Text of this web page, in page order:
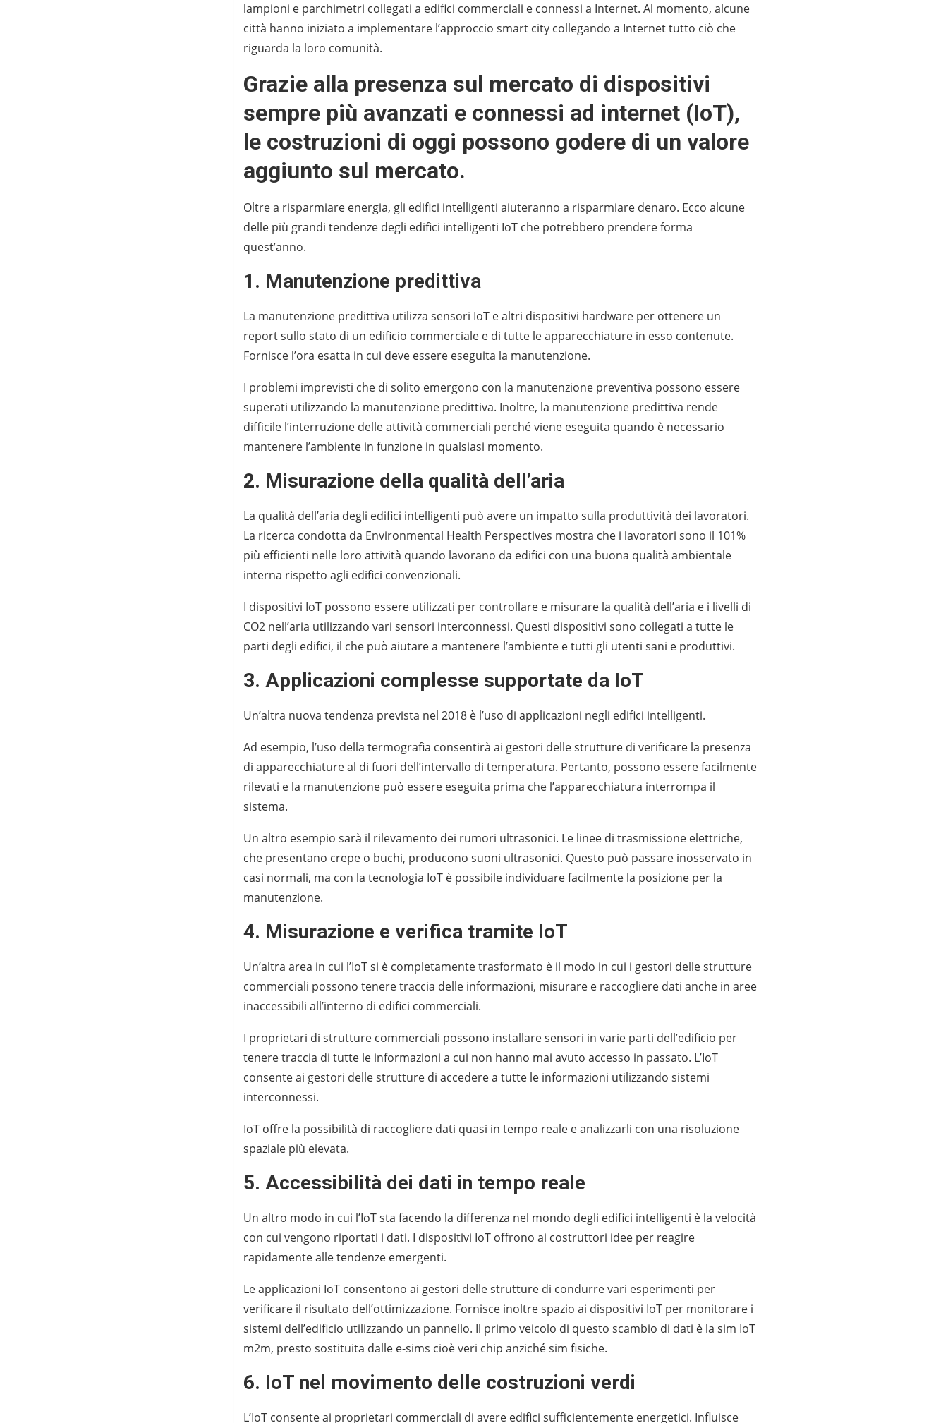
lampioni e parchimetri collegati a edifici commerciali e connessi a Internet. Al momento, alcune
città hanno iniziato a implementare l’approccio smart city collegando a Internet tutto ciò che
riguarda la loro comunità.
Grazie alla presenza sul mercato di dispositivi
sempre più avanzati e connessi ad internet (IoT),
le costruzioni di oggi possono godere di un valore
aggiunto sul mercato.
Oltre a risparmiare energia, gli edifici intelligenti aiuteranno a risparmiare denaro. Ecco alcune
delle più grandi tendenze degli edifici intelligenti IoT che potrebbero prendere forma
quest’anno.
1. Manutenzione predittiva
La manutenzione predittiva utilizza sensori IoT e altri dispositivi hardware per ottenere un
report sullo stato di un edificio commerciale e di tutte le apparecchiature in esso contenute.
Fornisce l’ora esatta in cui deve essere eseguita la manutenzione.
I problemi imprevisti che di solito emergono con la manutenzione preventiva possono essere
superati utilizzando la manutenzione predittiva. Inoltre, la manutenzione predittiva rende
difficile l’interruzione delle attività commerciali perché viene eseguita quando è necessario
mantenere l’ambiente in funzione in qualsiasi momento.
2. Misurazione della qualità dell’aria
La qualità dell’aria degli edifici intelligenti può avere un impatto sulla produttività dei lavoratori.
La ricerca condotta da Environmental Health Perspectives mostra che i lavoratori sono il 101%
più efficienti nelle loro attività quando lavorano da edifici con una buona qualità ambientale
interna rispetto agli edifici convenzionali.
I dispositivi IoT possono essere utilizzati per controllare e misurare la qualità dell’aria e i livelli di
CO2 nell’aria utilizzando vari sensori interconnessi. Questi dispositivi sono collegati a tutte le
parti degli edifici, il che può aiutare a mantenere l’ambiente e tutti gli utenti sani e produttivi.
3. Applicazioni complesse supportate da IoT
Un’altra nuova tendenza prevista nel 2018 è l’uso di applicazioni negli edifici intelligenti.
Ad esempio, l’uso della termografia consentirà ai gestori delle strutture di verificare la presenza
di apparecchiature al di fuori dell’intervallo di temperatura. Pertanto, possono essere facilmente
rilevati e la manutenzione può essere eseguita prima che l’apparecchiatura interrompa il
sistema.
Un altro esempio sarà il rilevamento dei rumori ultrasonici. Le linee di trasmissione elettriche,
che presentano crepe o buchi, producono suoni ultrasonici. Questo può passare inosservato in
casi normali, ma con la tecnologia IoT è possibile individuare facilmente la posizione per la
manutenzione.
4. Misurazione e verifica tramite IoT
Un’altra area in cui l’IoT si è completamente trasformato è il modo in cui i gestori delle strutture
commerciali possono tenere traccia delle informazioni, misurare e raccogliere dati anche in aree
inaccessibili all’interno di edifici commerciali.
I proprietari di strutture commerciali possono installare sensori in varie parti dell’edificio per
tenere traccia di tutte le informazioni a cui non hanno mai avuto accesso in passato. L’IoT
consente ai gestori delle strutture di accedere a tutte le informazioni utilizzando sistemi
interconnessi.
IoT offre la possibilità di raccogliere dati quasi in tempo reale e analizzarli con una risoluzione
spaziale più elevata.
5. Accessibilità dei dati in tempo reale
Un altro modo in cui l’IoT sta facendo la differenza nel mondo degli edifici intelligenti è la velocità
con cui vengono riportati i dati. I dispositivi IoT offrono ai costruttori idee per reagire
rapidamente alle tendenze emergenti.
Le applicazioni IoT consentono ai gestori delle strutture di condurre vari esperimenti per
verificare il risultato dell’ottimizzazione. Fornisce inoltre spazio ai dispositivi IoT per monitorare i
sistemi dell’edificio utilizzando un pannello. Il primo veicolo di questo scambio di dati è la sim IoT
m2m, presto sostituita dalle e-sims cioè veri chip anziché sim fisiche.
6. IoT nel movimento delle costruzioni verdi
L’IoT consente ai proprietari commerciali di avere edifici sufficientemente energetici. Influisce